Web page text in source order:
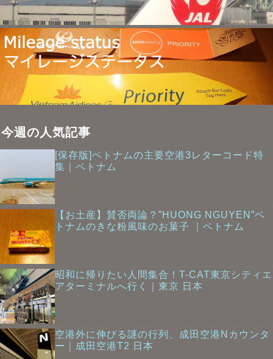
今週の人気記事
[保存版]ベトナムの主要空港3レターコード特
集｜ベトナム
【お土産】賛否両論？”HUONG NGUYEN”ベ
トナムのきな粉風味のお菓子 ｜ベトナム
昭和に帰りたい人間集合！T-CAT東京シティエ
アターミナルへ行く｜東京 日本
空港外に伸びる謎の行列、成田空港Nカウンタ
ー｜成田空港T2 日本